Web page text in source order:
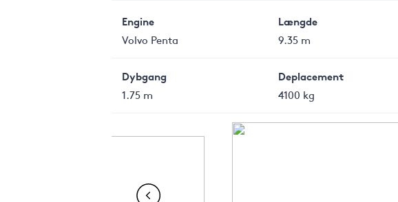
Engine
Volvo Penta
Længde
9.35 m
Dybgang
1.75 m
Deplacement
4100 kg